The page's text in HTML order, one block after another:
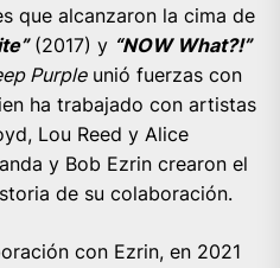
que alcanzaron la cima de
(2017) y “NOW What?!”
Purpleunió fuerzas con
ha trabajado con artistas
Lou Reed y Alice
y Bob Ezrin crearon el
de su colaboración.
con Ezrin, en 2021